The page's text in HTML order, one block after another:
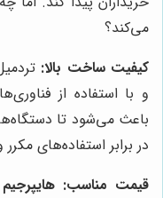
می‌کند؟
کیفیت ساخت بالا:
و با استفاده از
باعث می‌شود تا دستگاه‌ها
در برابر استفاده‌های
قیمت مناسب: هایپرجیم